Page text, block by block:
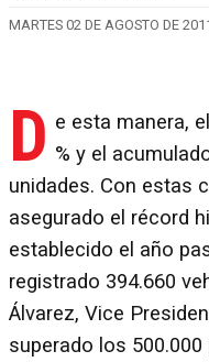
MARTES 02 DE AGOSTO DE
D e esta manera,
% y el
unidades. Con estas
asegurado el récord
establecido el año
registrado 394.660
Álvarez, Vice
superado los